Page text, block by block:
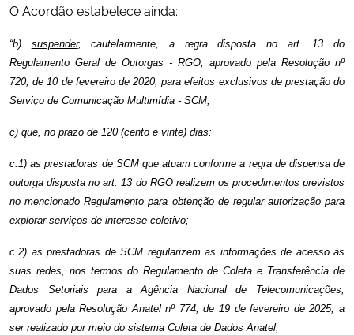
O Acordão estabelece ainda:
“b) suspender, cautelarmente, a regra disposta no art. 13 do
Regulamento Geral de Outorgas - RGO, aprovado pela Resolução nº
720, de 10 de fevereiro de 2020, para efeitos exclusivos de prestação do
Serviço de Comunicação Multimídia - SCM;
c) que, no prazo de 120 (cento e vinte) dias:
c.1) as prestadoras de SCM que atuam conforme a regra de dispensa de
outorga disposta no art. 13 do RGO realizem os procedimentos previstos
no mencionado Regulamento para obtenção de regular autorização para
explorar serviços de interesse coletivo;
c.2) as prestadoras de SCM regularizem as informações de acesso às
suas redes, nos termos do Regulamento de Coleta e Transferência de
Dados Setoriais para a Agência Nacional de Telecomunicações,
aprovado pela Resolução Anatel nº 774, de 19 de fevereiro de 2025, a
ser realizado por meio do sistema Coleta de Dados Anatel;